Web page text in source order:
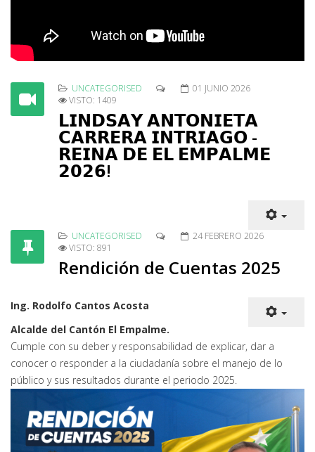
UNCATEGORISED
01 JUNIO 2026
VISTO: 1409
𝗟𝗜𝗡𝗗𝗦𝗔𝗬 𝗔𝗡𝗧𝗢𝗡𝗜𝗘𝗧𝗔
𝗖𝗔𝗥𝗥𝗘𝗥𝗔 𝗜𝗡𝗧𝗥𝗜𝗔𝗚𝗢 -
𝗥𝗘𝗜𝗡𝗔 𝗗𝗘 𝗘𝗟 𝗘𝗠𝗣𝗔𝗟𝗠𝗘
𝟮𝟬𝟮𝟲!
UNCATEGORISED
24 FEBRERO 2026
VISTO: 891
Rendición de Cuentas 2025
Ing. Rodolfo Cantos Acosta
Alcalde del Cantón El Empalme.
Cumple con su deber y responsabilidad de explicar, dar a
conocer o responder a la ciudadanía sobre el manejo de lo
público y sus resultados durante el periodo 2025.